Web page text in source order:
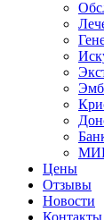
Цены
Отзывы
Новости
Контакты